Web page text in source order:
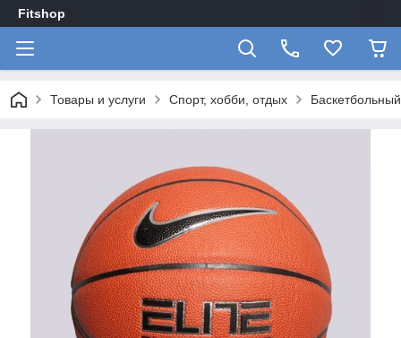
Fitshop
Товары и услуги Спорт, хобби, отдых